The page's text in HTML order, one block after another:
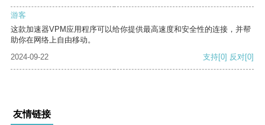
游客
这款加速器VPM应用程序可以给你提供最高速度和安全性的连接，并帮
助你在网络上自由移动。
2024-09-22
支持[0] 反对[0]
友情链接